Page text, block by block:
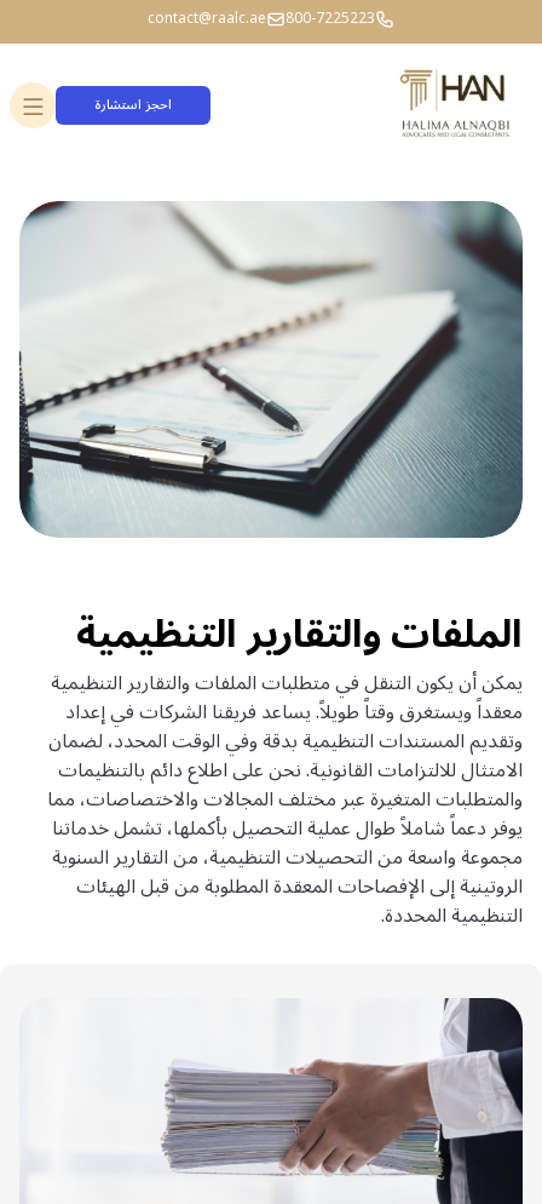
800-7225223
contact@raalc.ae
احجز استشارة
الملفات والتقارير التنظيمية
يمكن أن يكون التنقل في متطلبات الملفات والتقارير التنظيمية
معقداً ويستغرق وقتاً طويلاً. يساعد فريقنا الشركات في إعداد
وتقديم المستندات التنظيمية بدقة وفي الوقت المحدد، لضمان
الامتثال للالتزامات القانونية. نحن على اطلاع دائم بالتنظيمات
والمتطلبات المتغيرة عبر مختلف المجالات والاختصاصات، مما
يوفر دعماً شاملاً طوال عملية التحصيل بأكملها، تشمل خدماتنا
مجموعة واسعة من التحصيلات التنظيمية، من التقارير السنوية
الروتينية إلى الإفصاحات المعقدة المطلوبة من قبل الهيئات
التنظيمية المحددة.